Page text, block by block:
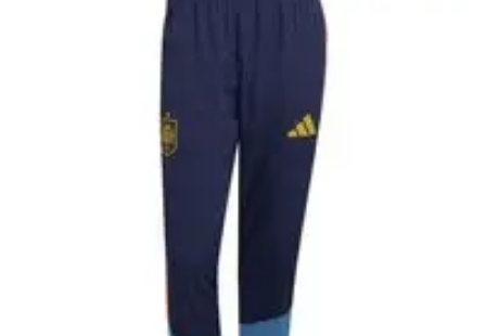
Consejos y EstrategiasConsejos de Aprendizaje
Educación Online
Formación en Español